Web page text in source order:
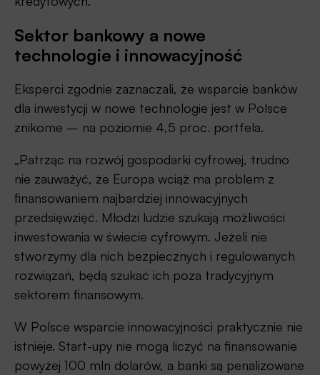
Sektor bankowy a nowe
technologie i innowacyjność
Eksperci zgodnie zaznaczali, że wsparcie banków
dla inwestycji w nowe technologie jest w Polsce
znikome – na poziomie 4,5 proc. portfela.
„Patrząc na rozwój gospodarki cyfrowej, trudno
nie zauważyć, że Europa wciąż ma problem z
finansowaniem najbardziej innowacyjnych
przedsięwzięć. Młodzi ludzie szukają możliwości
inwestowania w świecie cyfrowym. Jeżeli nie
stworzymy dla nich bezpiecznych i regulowanych
rozwiązań, będą szukać ich poza tradycyjnym
sektorem finansowym.
W Polsce wsparcie innowacyjności praktycznie nie
istnieje. Start-upy nie mogą liczyć na finansowanie
powyżej 100 mln dolarów, a banki są penalizowane